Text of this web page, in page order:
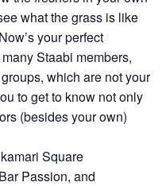
what the grass is like
your perfect
Staabi members,
which are not your
to get to know not only
(besides your own)
Square
Passion, and